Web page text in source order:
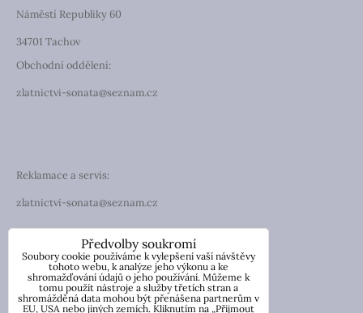
Náměstí Republiky 60
34701 Tachov
Obchodní oddělení:
zlatnictvi-sonata@seznam.cz
Reklamace a servis:
zlatnictvi-sonata@seznam.cz
TELEFON
Telefon: +420 774 194 130
IČO: 13854976
DIČ: CZ7057181846
Předvolby soukromí
Soubory cookie používáme k vylepšení vaší návštěvy
tohoto webu, k analýze jeho výkonu a ke
shromažďování údajů o jeho používání. Můžeme k
tomu použít nástroje a služby třetích stran a
shromážděná data mohou být přenášena partnerům v
EU, USA nebo jiných zemích. Kliknutím na „Přijmout